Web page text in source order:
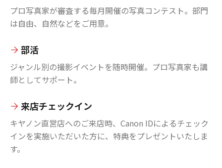
プロ写真家が審査する毎月開催の写真コンテスト。部門
は自由、自然などをご用意。
部活
ジャンル別の撮影イベントを随時開催。プロ写真家も講
師としてサポート。
来店チェックイン
キヤノン直営店へのご来店時、Canon IDによるチェック
インを実施いただいた方に、特典をプレゼントいたしま
す。